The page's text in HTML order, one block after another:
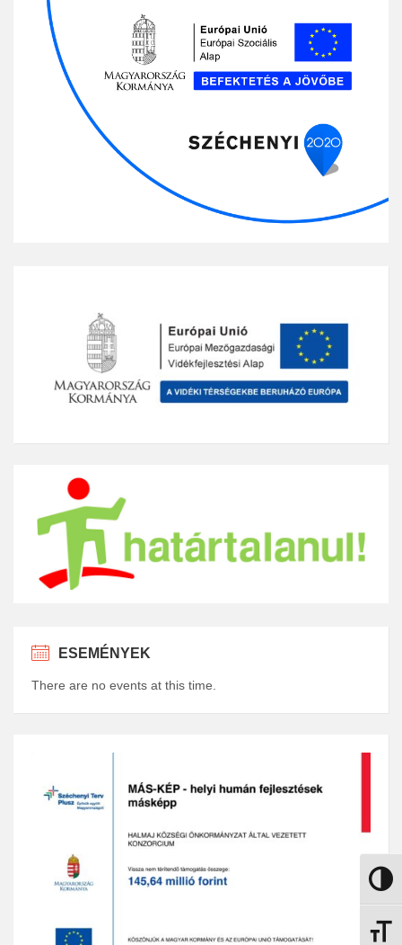
Nagy
ESEMÉNYEK
There are no events at this time.